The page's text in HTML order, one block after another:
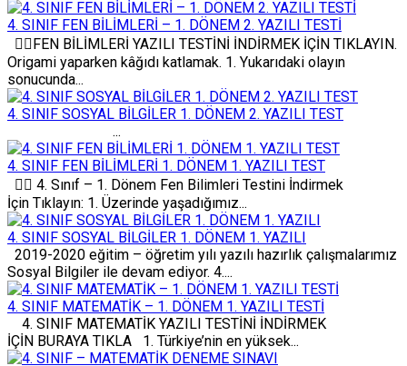
4. SINIF FEN BİLİMLERİ – 1. DÖNEM 2. YAZILI TESTİ
✍🏻FEN BİLİMLERİ YAZILI TESTİNİ İNDİRMEK İÇİN TIKLAYIN.
Origami yaparken kâğıdı katlamak. 1. Yukarıdaki olayın
sonucunda...
4. SINIF SOSYAL BİLGİLER 1. DÖNEM 2. YAZILI TEST
...
4. SINIF FEN BİLİMLERİ 1. DÖNEM 1. YAZILI TEST
✍🏻 4. Sınıf – 1. Dönem Fen Bilimleri Testini İndirmek
İçin Tıklayın: 1. Üzerinde yaşadığımız...
4. SINIF SOSYAL BİLGİLER 1. DÖNEM 1. YAZILI
2019-2020 eğitim – öğretim yılı yazılı hazırlık çalışmalarımız
Sosyal Bilgiler ile devam ediyor. 4....
4. SINIF MATEMATİK – 1. DÖNEM 1. YAZILI TESTİ
4. SINIF MATEMATİK YAZILI TESTİNİ İNDİRMEK
İÇİN BURAYA TIKLA 1. Türkiye’nin en yüksek...